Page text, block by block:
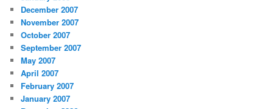
December 2007
November 2007
October 2007
September 2007
May 2007
April 2007
February 2007
January 2007